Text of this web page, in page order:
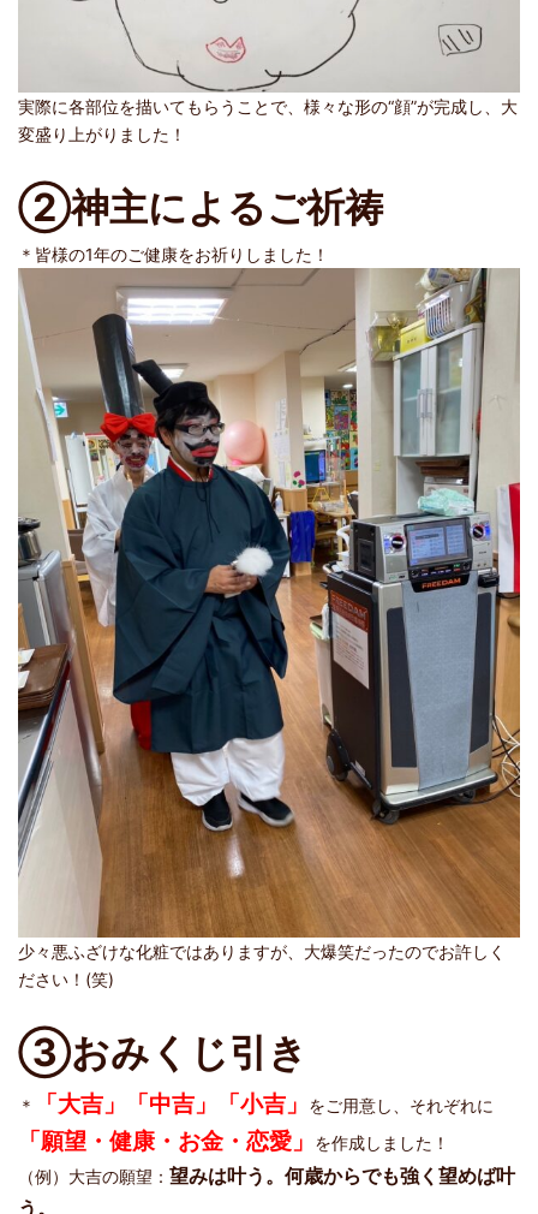
実際に各部位を描いてもらうことで、様々な形の“顔”が完成し、大
変盛り上がりました！
②神主によるご祈祷
＊皆様の1年のご健康をお祈りしました！
少々悪ふざけな化粧ではありますが、大爆笑だったのでお許しく
ださい！(笑)
③おみくじ引き
＊ 「大吉」「中吉」「小吉」 をご用意し、それぞれに
「願望・健康・お金・恋愛」
を作成しました！
（例）大吉の願望： 望みは叶う。何歳からでも強く望めば叶
う。